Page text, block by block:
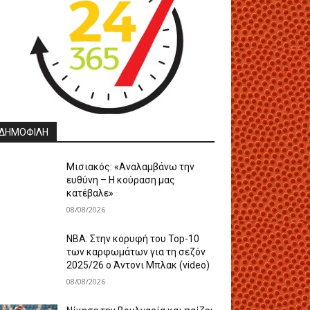
Μισιακός: «Αναλαμβάνω την
ευθύνη – Η κούραση μας
κατέβαλε»
08/08/2026
ΝΒΑ: Στην κορυφή του Top-10
των καρφωμάτων για τη σεζόν
2025/26 ο Άντονι Μπλακ (video)
08/08/2026